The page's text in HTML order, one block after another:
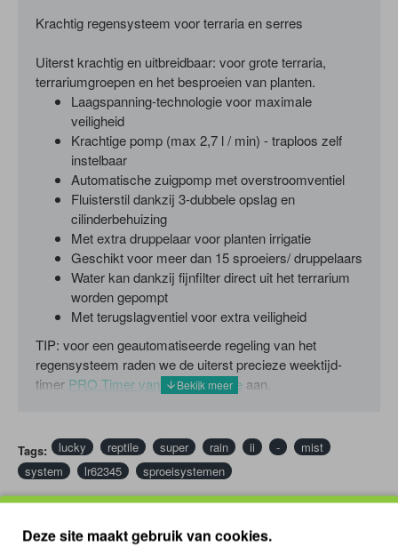
Krachtig regensysteem voor terraria en serres
Uiterst krachtig en uitbreidbaar: voor grote terraria,
terrariumgroepen en het besproeien van planten.
Laagspanning-technologie voor maximale
veiligheid
Krachtige pomp (max 2,7 l / min) - traploos zelf
instelbaar
Automatische zuigpomp met overstroomventiel
Fluisterstil dankzij 3-dubbele opslag en
cilinderbehuizing
Met extra druppelaar voor planten irrigatie
Geschikt voor meer dan 15 sproeiers/ druppelaars
Water kan dankzij fijnfilter direct uit het terrarium
worden gepompt
Met terugslagventiel voor extra veiligheid
TIP: voor een geautomatiseerde regeling van het
regensysteem raden we de uiterst precieze weektijd-
timer PRO Timer van Lucky Reptile aan.
Tags: lucky reptile super rain ii -
mist
system
lr62345 sproeisystemen
Deze site maakt gebruik van cookies.